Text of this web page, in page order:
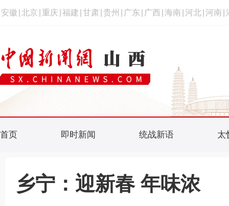
安徽 北京 重庆 福建 甘肃 贵州 广东 广西 海南 河北 河南
首页 即时新闻 统战新语 太
乡宁：迎新春 年味浓